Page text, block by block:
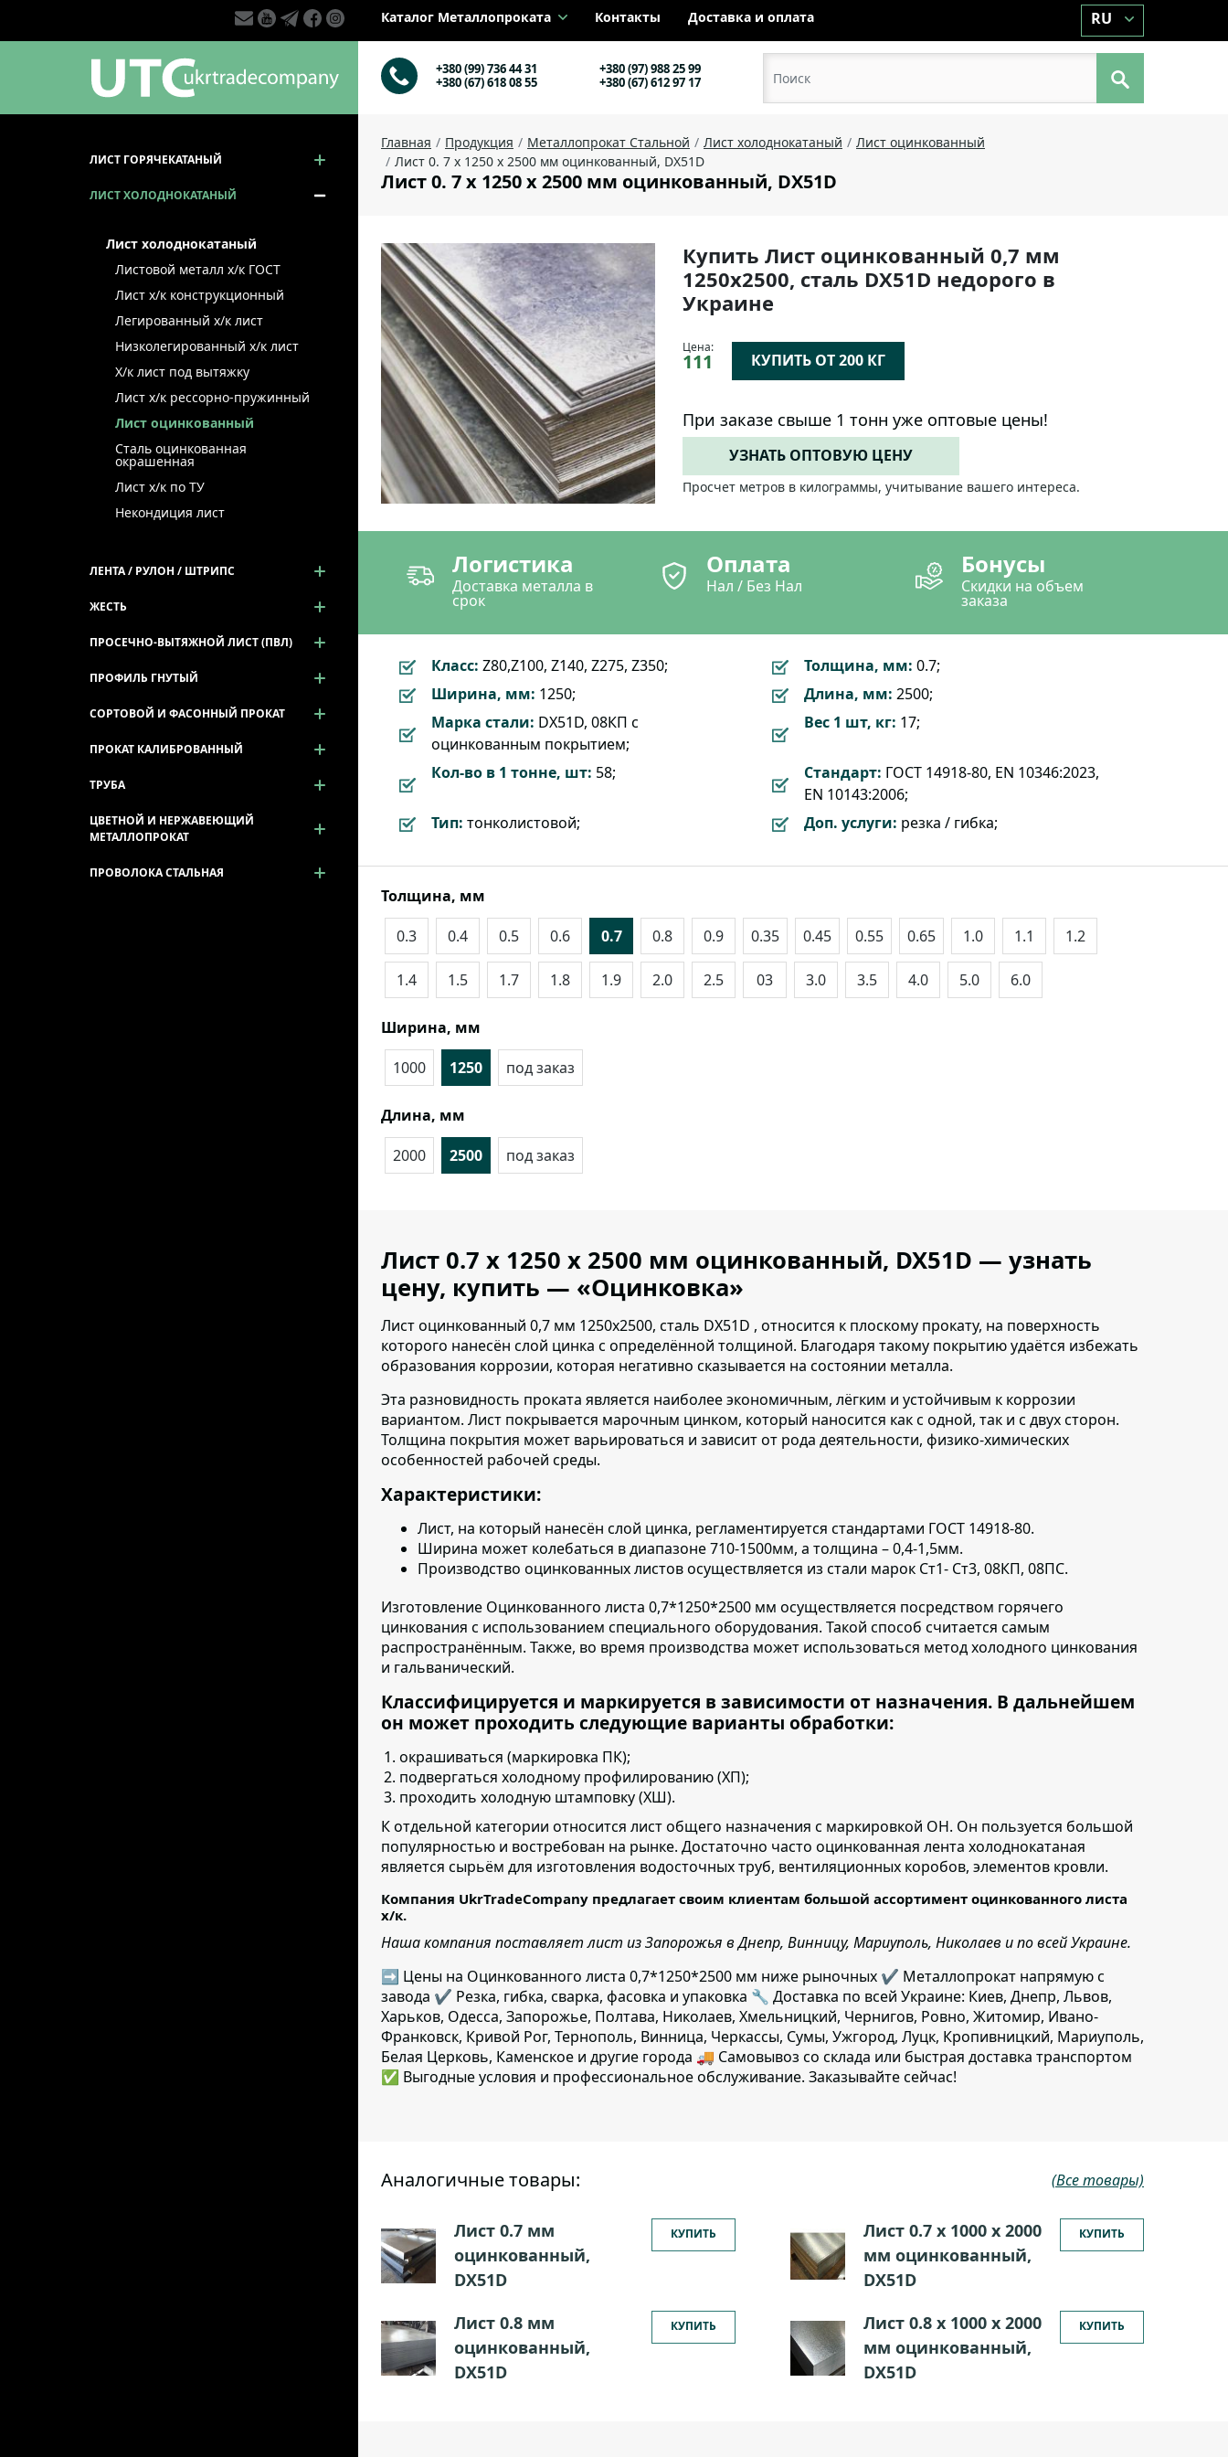
Каталог Металлопроката Контакты Доставка и оплата RU
+380 (99) 736 44 31
+380 (97) 988 25 99
+380 (67) 618 08 55
+380 (67) 612 97 17
Главная Продукция Металлопрокат Стальной Лист холоднокатаный
Лист оцинкованный
Лист 0. 7 х 1250 х 2500 мм оцинкованный, DX51D
Лист 0. 7 х 1250 х 2500 мм оцинкованный, DX51D
Купить Лист оцинкованный 0,7 мм
1250х2500, сталь DX51D недорого в
Украине
Цена:
111 КУПИТЬ ОТ 200 КГ
При заказе свыше 1 тонн уже оптовые цены!
УЗНАТЬ ОПТОВУЮ ЦЕНУ
Просчет метров в килограммы, учитывание вашего интереса.
Логистика
Доставка металла в
срок
Оплата
Нал / Без Нал
Бонусы
Скидки на объем
заказа
Класс: Z80,Z100, Z140, Z275, Z350; Толщина, мм: 0.7;
Ширина, мм: 1250; Длина, мм: 2500;
Марка стали: DX51D, 08КП с
оцинкованным покрытием;
Вес 1 шт, кг: 17;
Кол-во в 1 тонне, шт: 58; Стандарт: ГОСТ 14918-80, EN 10346:2023,
EN 10143:2006;
Тип: тонколистовой; Доп. услуги: резка / гибка;
Толщина, мм
0.3
0.4 0.5 0.6 0.7 0.8 0.9 0.35 0.45 0.55 0.65 1.0 1.1 1.2
1.4 1.5 1.7 1.8 1.9 2.0 2.5 03 3.0 3.5 4.0 5.0 6.0
Ширина, мм
1000
1250 под заказ
Длина, мм
2000
2500 под заказ
Лист 0.7 х 1250 х 2500 мм оцинкованный, DX51D — узнать
цену, купить — «Оцинковка»
Лист оцинкованный 0,7 мм 1250х2500, сталь DX51D , относится к плоскому прокату, на поверхность
которого нанесён слой цинка с определённой толщиной. Благодаря такому покрытию удаётся избежать
образования коррозии, которая негативно сказывается на состоянии металла.
Эта разновидность проката является наиболее экономичным, лёгким и устойчивым к коррозии
вариантом. Лист покрывается марочным цинком, который наносится как с одной, так и с двух сторон.
Толщина покрытия может варьироваться и зависит от рода деятельности, физико-химических
особенностей рабочей среды.
Характеристики:
Лист, на который нанесён слой цинка, регламентируется стандартами ГОСТ 14918-80.
Ширина может колебаться в диапазоне 710-1500мм, а толщина – 0,4-1,5мм.
Производство оцинкованных листов осуществляется из стали марок Ст1- Ст3, 08КП, 08ПС.
Изготовление Оцинкованного листа 0,7*1250*2500 мм осуществляется посредством горячего
цинкования с использованием специального оборудования. Такой способ считается самым
распространённым. Также, во время производства может использоваться метод холодного цинкования
и гальванический.
Классифицируется и маркируется в зависимости от назначения. В дальнейшем
он может проходить следующие варианты обработки:
окрашиваться (маркировка ПК);
подвергаться холодному профилированию (ХП);
проходить холодную штамповку (ХШ).
К отдельной категории относится лист общего назначения с маркировкой ОН. Он пользуется большой
популярностью и востребован на рынке. Достаточно часто оцинкованная лента холоднокатаная
является сырьём для изготовления водосточных труб, вентиляционных коробов, элементов кровли.
Компания UkrTradeCompany предлагает своим клиентам большой ассортимент оцинкованного листа
х/к.
Наша компания поставляет лист из Запорожья в Днепр, Винницу, Мариуполь, Николаев и по всей Украине.
➡ Цены на Оцинкованного листа 0,7*1250*2500 мм ниже рыночных ✔️ Металлопрокат напрямую с
завода ✔️ Резка, гибка, сварка, фасовка и упаковка 🔧 Доставка по всей Украине: Киев, Днепр, Львов,
Харьков, Одесса, Запорожье, Полтава, Николаев, Хмельницкий, Чернигов, Ровно, Житомир, Ивано-
Франковск, Кривой Рог, Тернополь, Винница, Черкассы, Сумы, Ужгород, Луцк, Кропивницкий, Мариуполь,
Белая Церковь, Каменское и другие города 🚚 Самовывоз со склада или быстрая доставка транспортом
✅ Выгодные условия и профессиональное обслуживание. Заказывайте сейчас!
Аналогичные товары: (Все товары)
Лист 0.7 мм
оцинкованный,
DX51D
КУПИТЬ
Лист 0.7 х 1000 х 2000
мм оцинкованный,
DX51D
КУПИТЬ
Лист 0.8 мм
оцинкованный,
DX51D
КУПИТЬ
Лист 0.8 х 1000 х 2000
мм оцинкованный,
DX51D
КУПИТЬ
ЛИСТ ГОРЯЧЕКАТАНЫЙ
ЛИСТ ХОЛОДНОКАТАНЫЙ
Лист холоднокатаный
Листовой металл x/к ГОСТ
Лист х/к конструкционный
Легированный х/к лист
Низколегированный х/к лист
Х/к лист под вытяжку
Лист х/к рессорно-пружинный
Лист оцинкованный
Сталь оцинкованная
окрашенная
Лист х/к по ТУ
Некондиция лист
ЛЕНТА / РУЛОН / ШТРИПС
ЖЕСТЬ
ПРОСЕЧНО-ВЫТЯЖНОЙ ЛИСТ (ПВЛ)
ПРОФИЛЬ ГНУТЫЙ
СОРТОВОЙ И ФАСОННЫЙ ПРОКАТ
ПРОКАТ КАЛИБРОВАННЫЙ
ТРУБА
ЦВЕТНОЙ И НЕРЖАВЕЮЩИЙ
МЕТАЛЛОПРОКАТ
ПРОВОЛОКА СТАЛЬНАЯ